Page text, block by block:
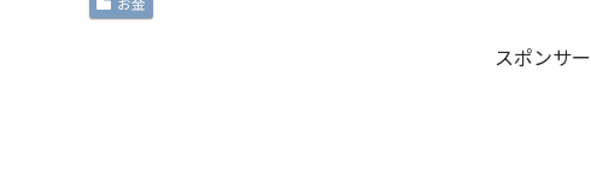
スポンサ